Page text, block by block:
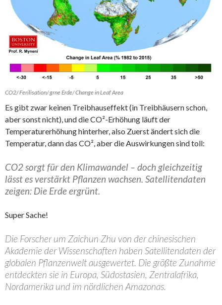
CO2/ Ferilisation/ grne Erde/ Change in Leaf Area
Es gibt zwar keinen Treibhauseffekt (in Treibhäusern schon,
aber sonst nicht), und die CO²-Erhöhung läuft der
Temperaturerhöhung hinterher, also Zuerst ändert sich die
Temperatur, dann das CO², aber die Auswirkungen sind toll:
CO2 sorgt für den Klimawandel – doch gleichzeitig
lässt es verstärkt Pflanzen wachsen. Satellitendaten
zeigen: Die Erde ergrünt.
Super Sache!
Die Forscher um Zaichun Zhu von der chinesischen
Akademie der Wissenschaften haben Satellitendaten der
globalen Pflanzenwelt ausgewertet. Die größte Zunahme
entdeckten sie in Europa, Südostasien, Zentralafrika,
Nordamerika und im nördlichen Amazonas.